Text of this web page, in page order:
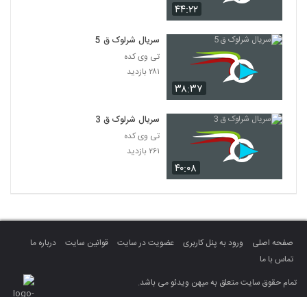
۴۴:۲۲
۳۸:۳۷
سریال شرلوک ق 5
تی وی کده
۲۸۱ بازدید
۴۰:۰۸
سریال شرلوک ق 3
تی وی کده
۲۶۱ بازدید
صفحه اصلی ورود به پنل کاربری عضویت در سایت قوانین سایت
درباره ما
تماس با ما
تمام حقوق سایت متعلق به میهن ویدئو می باشد.